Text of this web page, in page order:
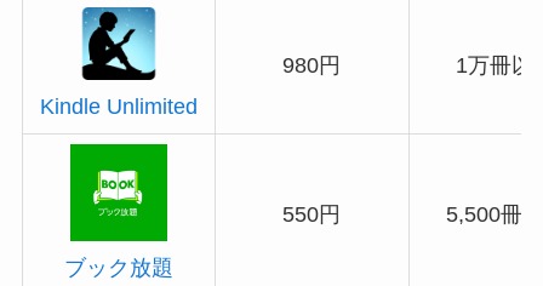
Kindle Unlimited
980円 1万冊以
ブック放題
550円 5,500冊